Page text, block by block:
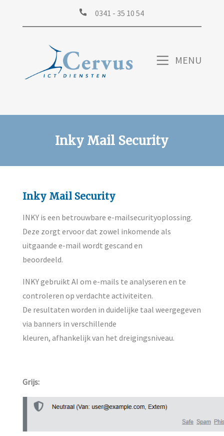
0341 - 35 10 54
MENU
OVER ONS
SUPPORT
CONTACT
Inky Mail Security
Inky Mail Security
INKY is een betrouwbare e-mailsecurityoplossing.
Deze zorgt ervoor dat zowel inkomende als
uitgaande e-mail wordt gescand en
beoordeeld.
INKY gebruikt AI om e-mails te analyseren en te
controleren op verdachte activiteiten.
De resultaten worden in duidelijke taal weergegeven
via banners in verschillende
kleuren, afhankelijk van het dreigingsniveau.
Grijs: